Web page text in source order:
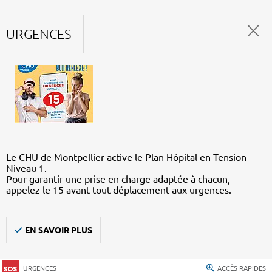
URGENCES
Le CHU de Montpellier active le Plan Hôpital en Tension –
Niveau 1.
Pour garantir une prise en charge adaptée à chacun,
appelez le 15 avant tout déplacement aux urgences.
EN SAVOIR PLUS
URGENCES ACCÈS RAPIDES